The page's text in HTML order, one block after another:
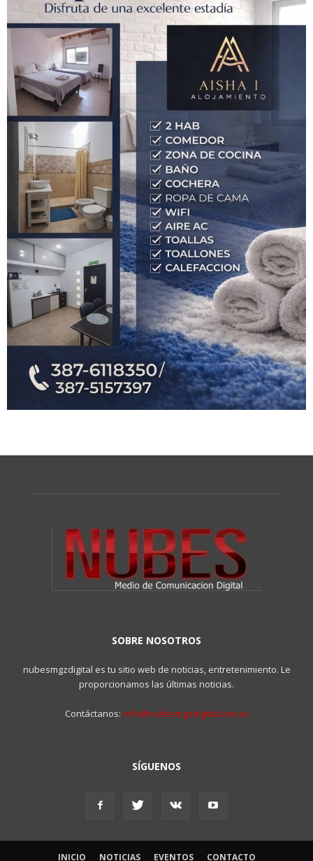
SOBRE NOSOTROS
nubesmgzdigital es tu sitio web de noticias, entretenimiento. Le
proporcionamos las últimas noticias.
Contáctanos: info@nubesmgzdigital.com.ar
SÍGUENOS
INICIO NOTICIAS EVENTOS CONTACTO